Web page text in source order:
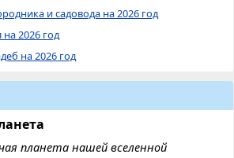
и садовода на 2026 год
2026 год
на 2026 год
планета нашей вселенной